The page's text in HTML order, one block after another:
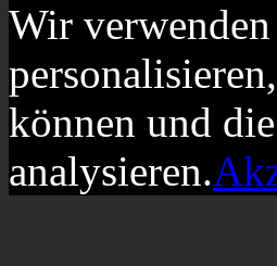
Wir
können und
analysieren.